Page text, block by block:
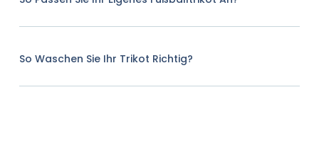
So Waschen Sie Ihr Trikot Richtig?